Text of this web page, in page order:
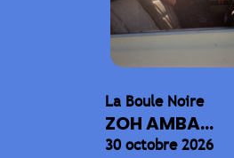
La Boule Noire
ZOH AMBA...
30 octobre 2026